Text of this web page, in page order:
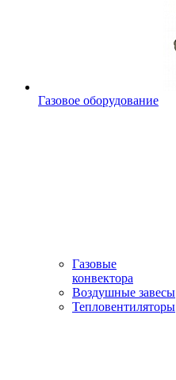
Газовое оборудование
Газовые
конвектора
Воздушные завесы
Тепловентиляторы